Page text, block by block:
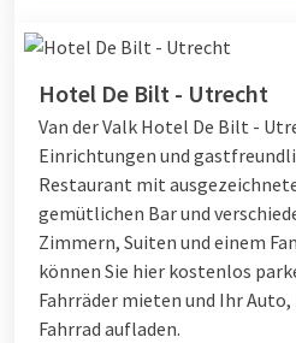
Hotel De Bilt - Utrecht
Van der Valk Hotel De Bilt -
Einrichtungen und
Restaurant mit
gemütlichen Bar und
Zimmern, Suiten und einem
können Sie hier kostenlos
Fahrräder mieten und Ihr
Fahrrad aufladen.